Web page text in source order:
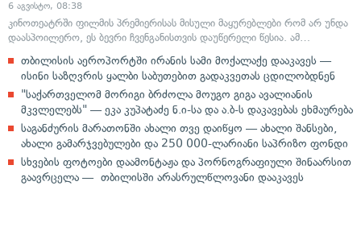
6 აგვისტო, 08:38
კინოთეატრში ფილმის პრემიერისას მისული მაყურებლები რომ არ უნდა
დაასპოილერო, ეს ბევრი ჩვენგანისთვის დაუწერელი წესია. ამ…
თბილისის აეროპორტში ირანის სამი მოქალაქე დააკავეს —
ისინი საზღვრის ყალბი საბუთებით გადაკვეთას ცდილობდნენ
"საქართველომ მორიგი ბრძოლა მოუგო გიგა ავალიანის
მკვლელებს" — ეკა კუპატაძე ნ.ი-სა და ა.ბ-ს დაკავებას ეხმაურება
საგანძურის მარათონში ახალი თვე დაიწყო — ახალი შანსები,
ახალი გამარჯვებულები და 250 000-ლარიანი საპრიზო ფონდი
სხვების ფოტოები დაამონტაჟა და პორნოგრაფიული შინაარსით
გაავრცელა — თბილისში არასრულწლოვანი დააკავეს